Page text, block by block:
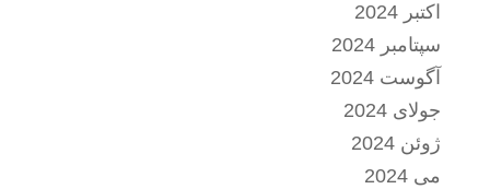
اکتبر 2024
سپتامبر 2024
آگوست 2024
جولای 2024
ژوئن 2024
می 2024